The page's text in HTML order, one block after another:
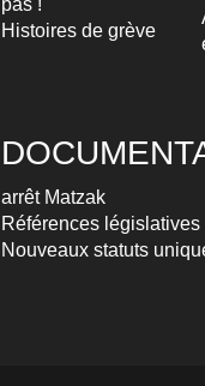
pas !
Histoires de grève
arrêt Matzak
Références législatives
Nouveaux statuts